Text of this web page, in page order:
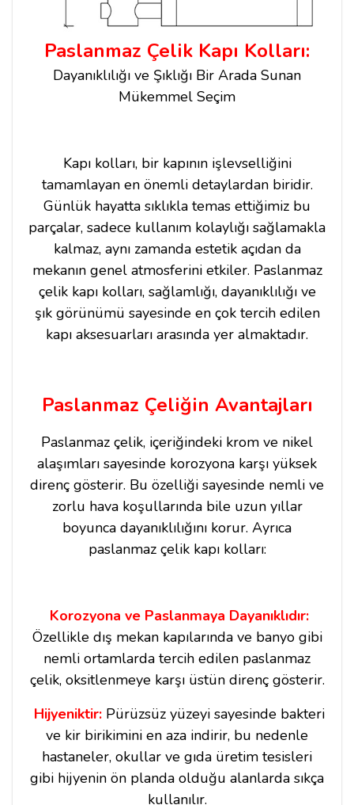
Paslanmaz Çelik Kapı Kolları:
Dayanıklılığı ve Şıklığı Bir Arada Sunan
Mükemmel Seçim
Kapı kolları, bir kapının işlevselliğini
tamamlayan en önemli detaylardan biridir.
Günlük hayatta sıklıkla temas ettiğimiz bu
parçalar, sadece kullanım kolaylığı sağlamakla
kalmaz, aynı zamanda estetik açıdan da
mekanın genel atmosferini etkiler. Paslanmaz
çelik kapı kolları, sağlamlığı, dayanıklılığı ve
şık görünümü sayesinde en çok tercih edilen
kapı aksesuarları arasında yer almaktadır.
Paslanmaz Çeliğin Avantajları
Paslanmaz çelik, içeriğindeki krom ve nikel
alaşımları sayesinde korozyona karşı yüksek
direnç gösterir. Bu özelliği sayesinde nemli ve
zorlu hava koşullarında bile uzun yıllar
boyunca dayanıklılığını korur. Ayrıca
paslanmaz çelik kapı kolları:
Korozyona ve Paslanmaya Dayanıklıdır:
Özellikle dış mekan kapılarında ve banyo gibi
nemli ortamlarda tercih edilen paslanmaz
çelik, oksitlenmeye karşı üstün direnç gösterir.
Hijyeniktir:Pürüzsüz yüzeyi sayesinde bakteri
ve kir birikimini en aza indirir, bu nedenle
hastaneler, okullar ve gıda üretim tesisleri
gibi hijyenin ön planda olduğu alanlarda sıkça
kullanılır.